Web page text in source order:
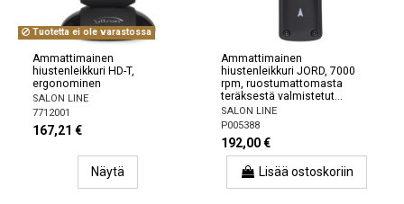
Tuotetta ei ole varastossa
Ammattimainen
hiustenleikkuri HD-T,
ergonominen
SALON LINE
7712001
167,21 €
Näytä
Ammattimainen
hiustenleikkuri JORD, 7000
rpm, ruostumattomasta
teräksestä valmistetut...
SALON LINE
P005388
192,00 €
Lisää ostoskoriin